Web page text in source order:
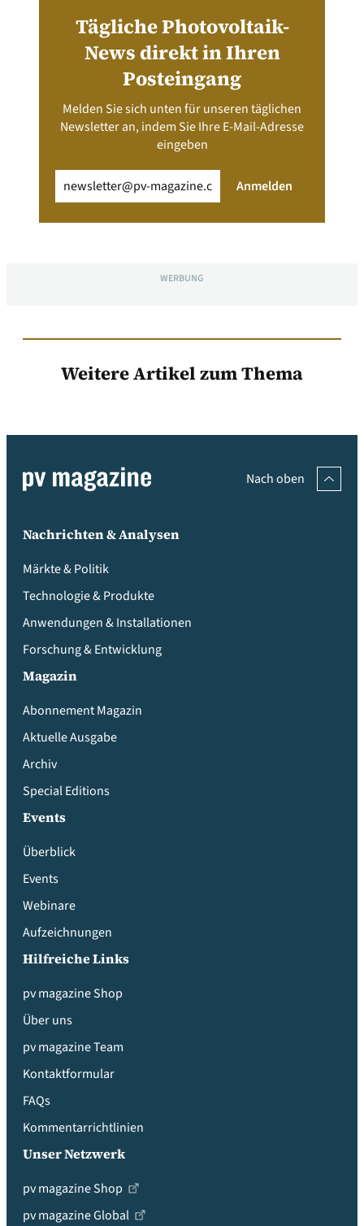
Tägliche Photovoltaik-
News direkt in Ihren
Posteingang
Melden Sie sich unten für unseren täglichen
Newsletter an, indem Sie Ihre E-Mail-Adresse
eingeben
(erforderlich) Anmelden
WERBUNG
Weitere Artikel zum Thema
Nach oben
Nachrichten & Analysen
Märkte & Politik
Technologie & Produkte
Anwendungen & Installationen
Forschung & Entwicklung
Magazin
Abonnement Magazin
Aktuelle Ausgabe
Archiv
Special Editions
Events
Überblick
Events
Webinare
Aufzeichnungen
Hilfreiche Links
pv magazine Shop
Über uns
pv magazine Team
Kontaktformular
FAQs
Kommentarrichtlinien
Unser Netzwerk
pv magazine Shop
pv magazine Global